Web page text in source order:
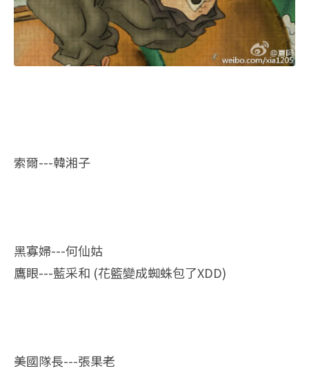
索爾---韓湘子
黑寡婦---何仙姑
鷹眼---藍采和 (花籃變成蜘蛛包了XDD)
美國隊長---張果老